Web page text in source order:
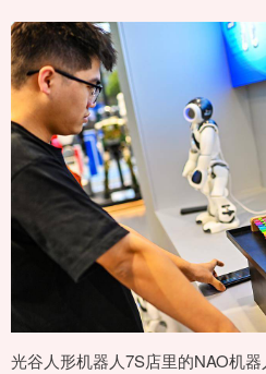
光谷人形机器人7S店里的NAO机